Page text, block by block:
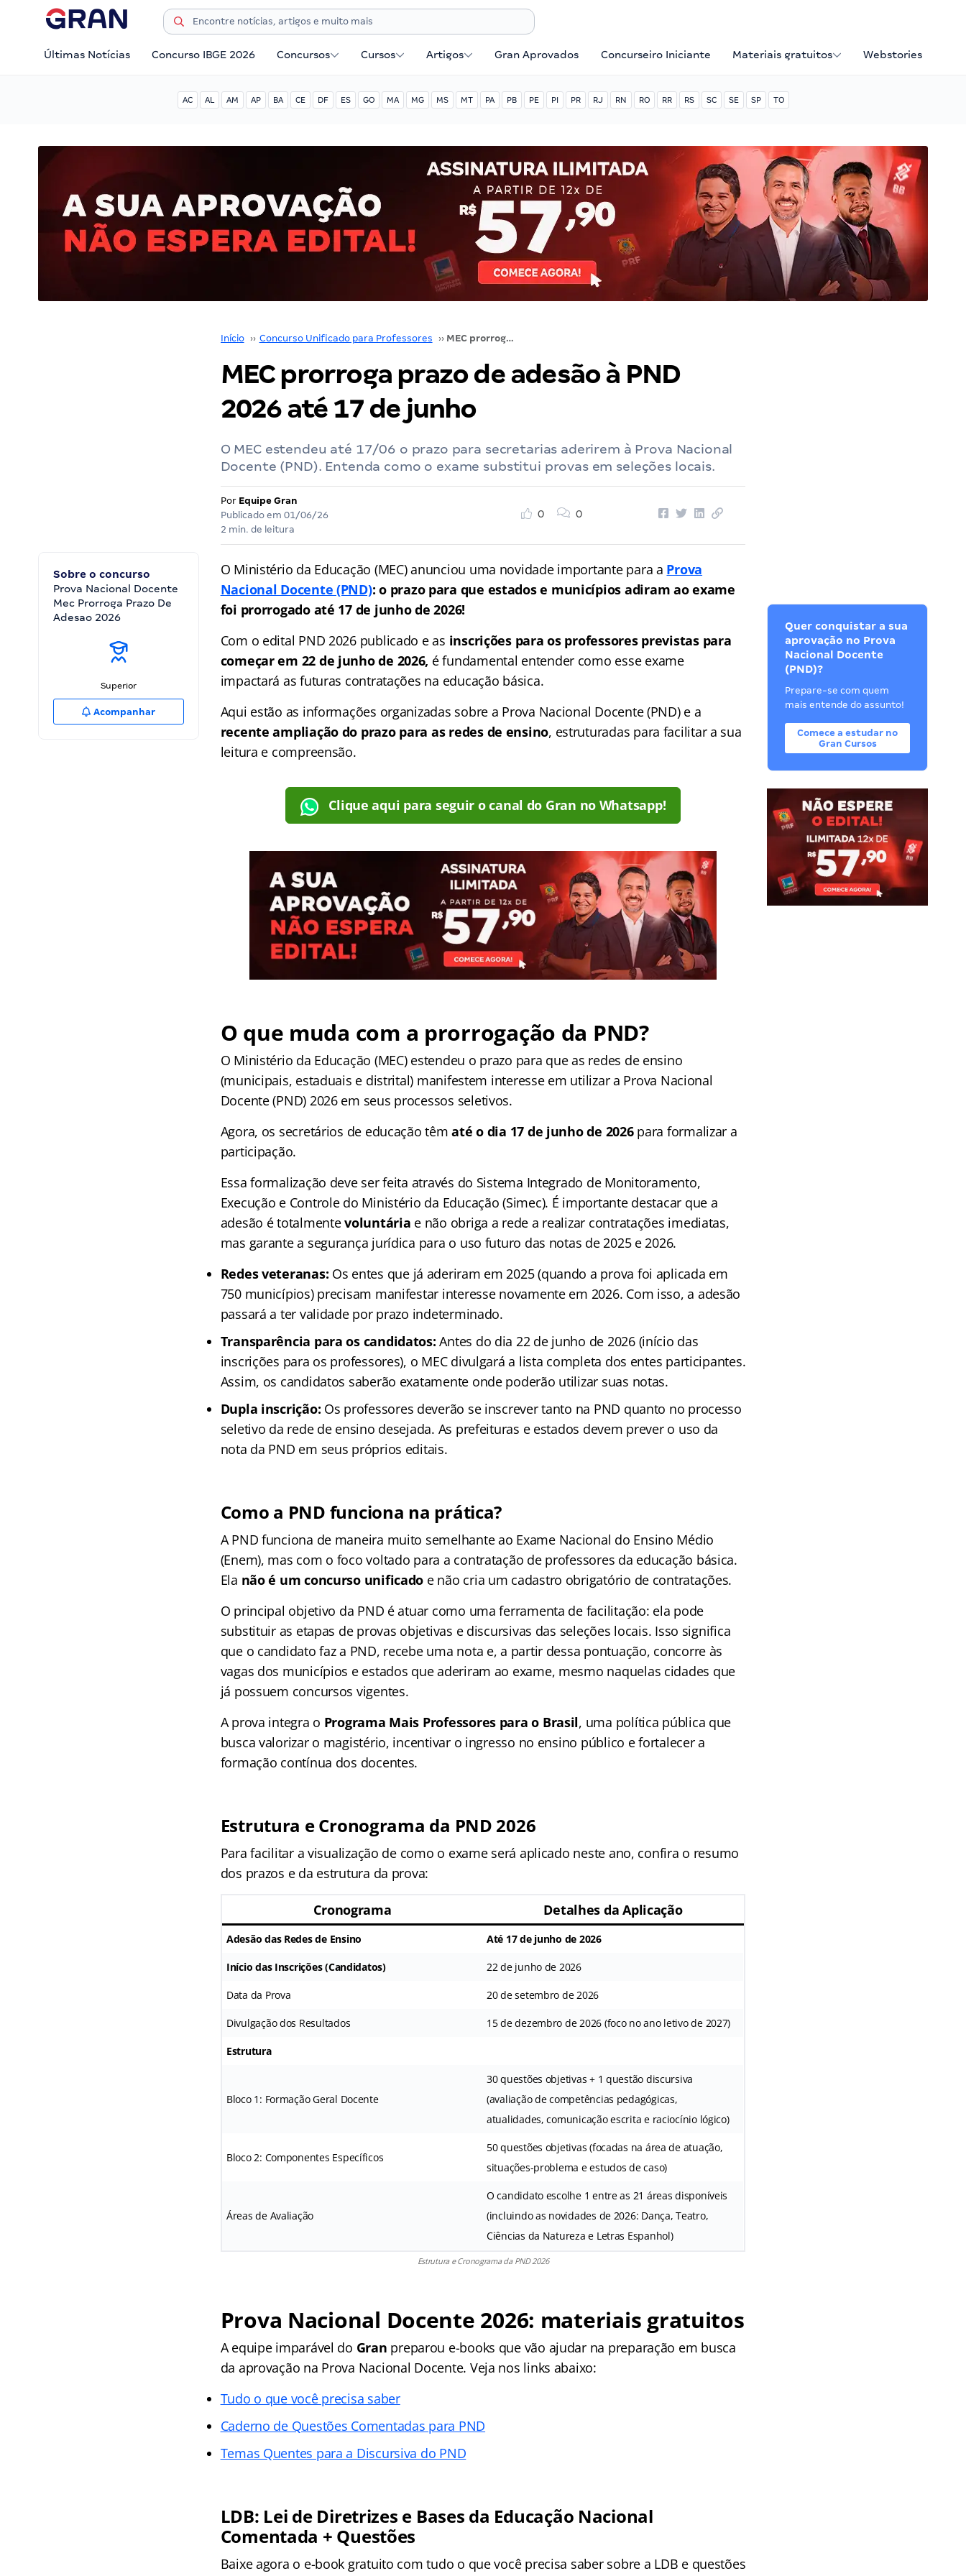
Últimas Notícias Concurso IBGE 2026 Concursos Cursos Artigos Gran Aprovados Concurseiro Iniciante Materiais gratuitos Webstories
AC AL AM AP BA CE DF ES GO MA MG MS MT PA PB PE PI PR RJ RN RO RR RS SC SE SP TO
Início ›› Concurso Unificado para Professores ›› MEC prorroga prazo de adesão à PND 2026 até 17 de junho
MEC prorroga prazo de adesão à PND
2026 até 17 de junho
O MEC estendeu até 17/06 o prazo para secretarias aderirem à Prova Nacional
Docente (PND). Entenda como o exame substitui provas em seleções locais.
Por Equipe Gran
Publicado em 01/06/26
2 min. de leitura
0 0
Sobre o concurso
Prova Nacional Docente
Mec Prorroga Prazo De
Adesao 2026
Superior
Acompanhar
O Ministério da Educação (MEC) anunciou uma novidade importante para a Prova
Nacional Docente (PND): o prazo para que estados e municípios adiram ao exame
foi prorrogado até 17 de junho de 2026!
Com o edital PND 2026 publicado e as inscrições para os professores previstas para
começar em 22 de junho de 2026, é fundamental entender como esse exame
impactará as futuras contratações na educação básica.
Aqui estão as informações organizadas sobre a Prova Nacional Docente (PND) e a
recente ampliação do prazo para as redes de ensino, estruturadas para facilitar a sua
leitura e compreensão.
Clique aqui para seguir o canal do Gran no Whatsapp!
O que muda com a prorrogação da PND?
O Ministério da Educação (MEC) estendeu o prazo para que as redes de ensino
(municipais, estaduais e distrital) manifestem interesse em utilizar a Prova Nacional
Docente (PND) 2026 em seus processos seletivos.
Agora, os secretários de educação têmaté o dia 17 de junho de 2026para formalizar a
participação.
Essa formalização deve ser feita através do Sistema Integrado de Monitoramento,
Execução e Controle do Ministério da Educação (Simec). É importante destacar que a
adesão é totalmentevoluntária e não obriga a rede a realizar contratações imediatas,
mas garante a segurança jurídica para o uso futuro das notas de 2025 e 2026.
Redes veteranas: Os entes que já aderiram em 2025 (quando a prova foi aplicada em
750 municípios) precisam manifestar interesse novamente em 2026. Com isso, a adesão
passará a ter validade por prazo indeterminado.
Transparência para os candidatos: Antes do dia 22 de junho de 2026 (início das
inscrições para os professores), o MEC divulgará a lista completa dos entes participantes.
Assim, os candidatos saberão exatamente onde poderão utilizar suas notas.
Dupla inscrição: Os professores deverão se inscrever tanto na PND quanto no processo
seletivo da rede de ensino desejada. As prefeituras e estados devem prever o uso da
nota da PND em seus próprios editais.
Como a PND funciona na prática?
A PND funciona de maneira muito semelhante ao Exame Nacional do Ensino Médio
(Enem), mas com o foco voltado para a contratação de professores da educação básica.
Ela não é um concurso unificado e não cria um cadastro obrigatório de contratações.
O principal objetivo da PND é atuar como uma ferramenta de facilitação: ela pode
substituir as etapas de provas objetivas e discursivas das seleções locais. Isso significa
que o candidato faz a PND, recebe uma nota e, a partir dessa pontuação, concorre às
vagas dos municípios e estados que aderiram ao exame, mesmo naquelas cidades que
já possuem concursos vigentes.
A prova integra o Programa Mais Professores para o Brasil, uma política pública que
busca valorizar o magistério, incentivar o ingresso no ensino público e fortalecer a
formação contínua dos docentes.
Estrutura e Cronograma da PND 2026
Para facilitar a visualização de como o exame será aplicado neste ano, confira o resumo
dos prazos e da estrutura da prova:
Cronograma Detalhes da Aplicação
Adesão das Redes de Ensino Até 17 de junho de 2026
Início das Inscrições (Candidatos) 22 de junho de 2026
Data da Prova 20 de setembro de 2026
Divulgação dos Resultados 15 de dezembro de 2026 (foco no ano letivo de 2027)
Estrutura
Bloco 1: Formação Geral Docente
30 questões objetivas + 1 questão discursiva
(avaliação de competências pedagógicas,
atualidades, comunicação escrita e raciocínio lógico)
Bloco 2: Componentes Específicos
50 questões objetivas (focadas na área de atuação,
situações-problema e estudos de caso)
Áreas de Avaliação
O candidato escolhe 1 entre as 21 áreas disponíveis
(incluindo as novidades de 2026: Dança, Teatro,
Ciências da Natureza e Letras Espanhol)
Estrutura e Cronograma da PND 2026
Prova Nacional Docente 2026: materiais gratuitos
A equipe imparável do Gran preparou e-books que vão ajudar na preparação em busca
da aprovação na Prova Nacional Docente. Veja nos links abaixo:
Tudo o que você precisa saber
Caderno de Questões Comentadas para PND
Temas Quentes para a Discursiva do PND
LDB: Lei de Diretrizes e Bases da Educação Nacional
Comentada + Questões
Baixe agora o e-book gratuito com tudo o que você precisa saber sobre a LDB e questões
Quer conquistar a sua
aprovação no Prova
Nacional Docente
(PND)?
Prepare-se com quem
mais entende do assunto!
Comece a estudar no
Gran Cursos